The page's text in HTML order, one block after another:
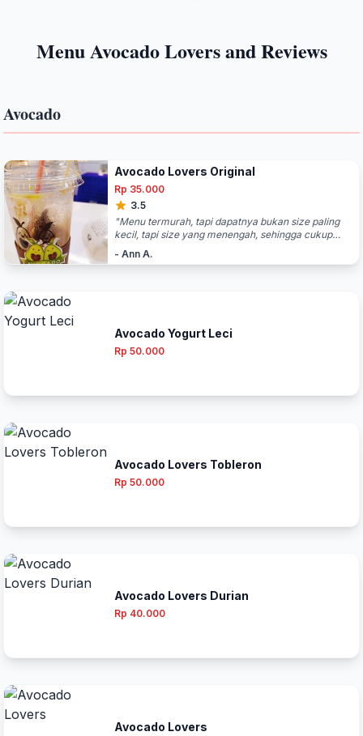
Menu Avocado Lovers and Reviews
Avocado
Avocado Lovers Original
Rp 35.000
3.5
"Menu termurah, tapi dapatnya bukan size paling
kecil, tapi size yang menengah, sehingga cukup
banyak isinya. Harganya 35 ribu. Bedanya dengan
menu-menu lainnya, pilihan menu yang ini hanya
- Ann A.
Avocado Yogurt Leci
Rp 50.000
Avocado Lovers Tobleron
Rp 50.000
Avocado Lovers Durian
Rp 40.000
Avocado Lovers